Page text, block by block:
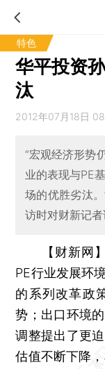
特色
华平投资
汰
2012年07月18日
“宏观经济形势
业的表现与PE
场的优胜劣汰
访时对财新记者
【财新网
PE行业发展环
的系列改革政
势；出口环境
调整提出了更
估值不断下降